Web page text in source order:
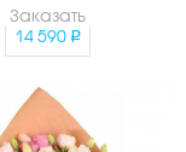
Заказать
14 590